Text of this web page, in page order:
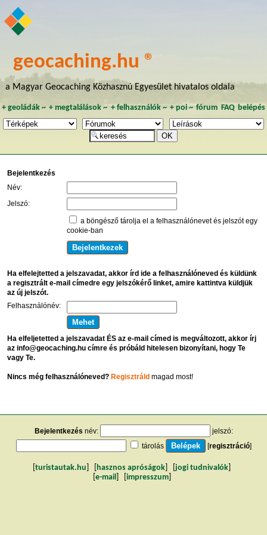
geocaching.hu ®
a Magyar Geocaching Közhasznú Egyesület hivatalos oldala
+ geoládák~ +megtalálások ~ + felhasználók~ + poi~ fórum FAQ belépés
Bejelentkezés
Név:
Jelszó:
a böngésző tárolja el a felhasználónevet és jelszót egy
cookie-ban
Ha elfelejtetted a jelszavadat, akkor írd ide a felhasználóneved és küldünk
a regisztrált e-mail címedre egy jelszókérő linket, amire kattintva küldjük
az új jelszót.
Felhasználónév:
Ha elfeljetetted a jelszavadat ÉS az e-mail címed is megváltozott, akkor írj
az info@geocaching.hu címre és próbáld hitelesen bizonyítani, hogy Te
vagy Te.
Nincs még felhasználóneved? Regisztráldmagad most!
Bejelentkezés név:
jelszó:
tárolás
[regisztráció]
turistautak.hu hasznos apróságok jogi tudnivalók
e-mail impresszum]